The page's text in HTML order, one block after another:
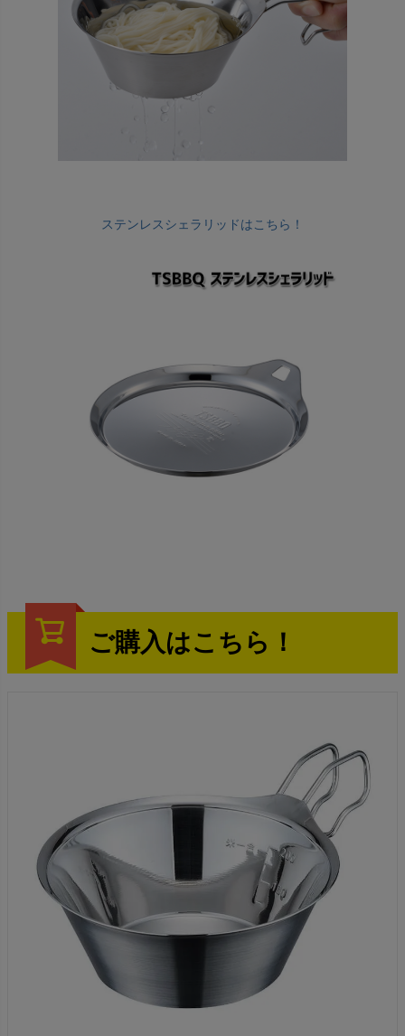
ステンレスシェラリッドはこちら！
ご購入はこちら！